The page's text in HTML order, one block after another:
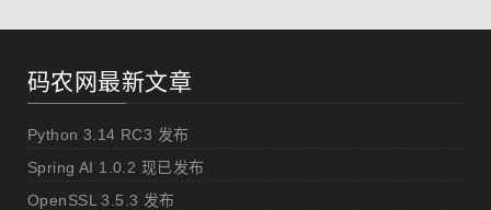
码农网最新文章
Python 3.14 RC3 发布
Spring AI 1.0.2 现已发布
OpenSSL 3.5.3 发布